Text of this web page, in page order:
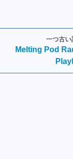
一つ古い
Melting Pod